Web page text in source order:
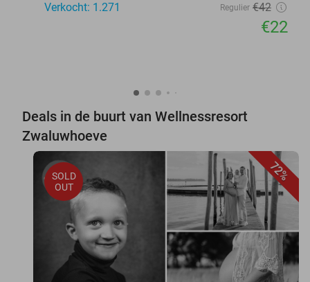
Verkocht: 1.271
Regulier €42
€22
Deals in de buurt van Wellnessresort
Zwaluwhoeve
72%
SOLD
OUT